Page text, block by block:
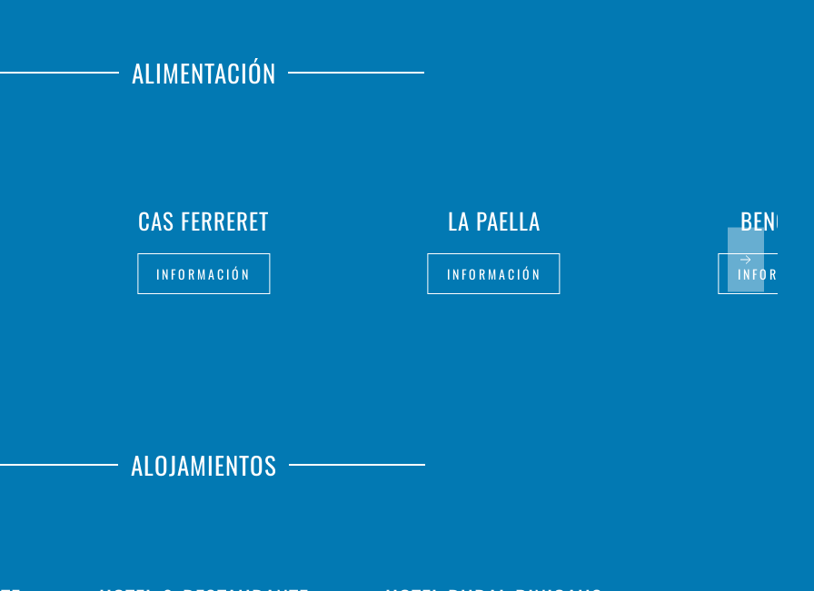
ALIMENTACIÓN
CAS FERRERET
INFORMACIÓN
LA PAELLA
INFORMACIÓN
ALOJAMIENTOS